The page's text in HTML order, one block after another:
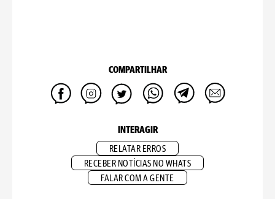
COMPARTILHAR
INTERAGIR
RELATAR ERROS
RECEBER NOTÍCIAS NO WHATS
FALAR COM A GENTE